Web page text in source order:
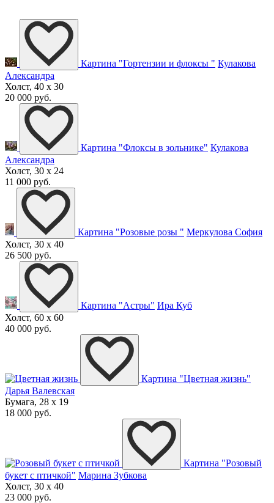
Картина "Гортензии и флоксы " Кулакова
Александра
Холст, 40 x 30
20 000 руб.
Картина "Флоксы в зольнике" Кулакова
Александра
Холст, 30 x 24
11 000 руб.
Картина "Розовые розы " Меркулова София
Холст, 30 x 40
26 500 руб.
Картина "Астры" Ира Куб
Холст, 60 x 60
40 000 руб.
Картина "Цветная жизнь"
Дарья Валевская
Бумага, 28 x 19
18 000 руб.
Картина "Розовый
букет с птичкой" Марина Зубкова
Холст, 30 x 40
23 000 руб.